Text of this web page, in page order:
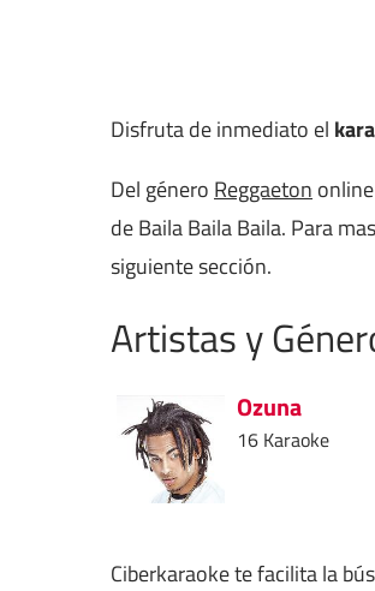
Disfruta de inmediato el
Del género Reggaeton
de Baila Baila Baila. Para
siguiente sección.
Artistas y
Ozuna
16 Karaoke
Ciberkaraoke te facilita la